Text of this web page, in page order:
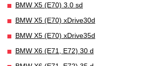
BMW X5 (E70) 3.0 sd
BMW X5 (E70) xDrive30d
BMW X5 (E70) xDrive35d
BMW X6 (E71, E72) 30 d